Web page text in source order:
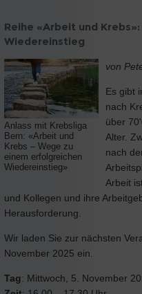
Reihe «Arbeit und
Wiedereinstieg
Anlass mit Krebsliga
Bern: «Arbeit und
Krebs – Wege zu
einem erfolgreichen
Wiedereinstieg»
von
Es gibt
nach
über
Alter.
nach
Arbeit
und Kollegen und ihre
Herausforderung.
Wir laden Sie zur nächsten
November 2025 ein.
Tag: Mittwoch, 5. November